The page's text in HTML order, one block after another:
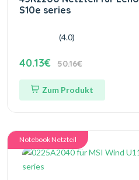
S10e series
(4.0)
40.13€ 50.16€
Zum Produkt
Notebook Netzteil